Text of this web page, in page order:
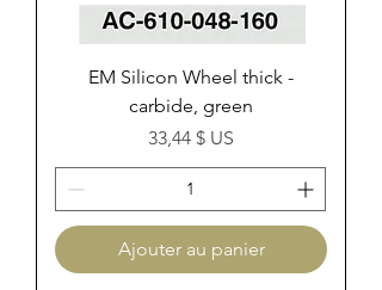
EM Silicon Wheel thick -
carbide, green
Prix
33,44 $ US
Ajouter au panier